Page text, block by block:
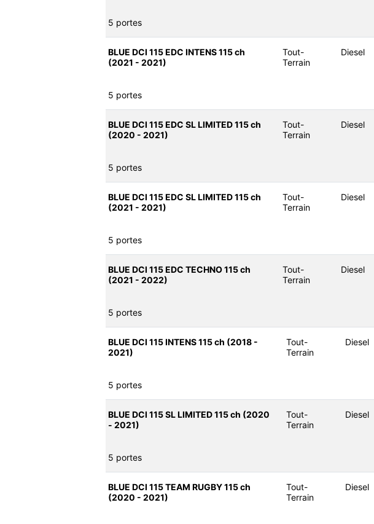
5 portes
BLUE DCI 115 EDC INTENS 115 ch
(2021 - 2021)
Tout-
Terrain
Diesel
5 portes
BLUE DCI 115 EDC SL LIMITED 115 ch
(2020 - 2021)
Tout-
Terrain
Diesel
5 portes
BLUE DCI 115 EDC SL LIMITED 115 ch
(2021 - 2021)
Tout-
Terrain
Diesel
5 portes
BLUE DCI 115 EDC TECHNO 115 ch
(2021 - 2022)
Tout-
Terrain
Diesel
5 portes
BLUE DCI 115 INTENS 115 ch (2018 -
2021)
Tout-
Terrain
Diesel
5 portes
BLUE DCI 115 SL LIMITED 115 ch (2020
- 2021)
Tout-
Terrain
Diesel
5 portes
BLUE DCI 115 TEAM RUGBY 115 ch
(2020 - 2021)
Tout-
Terrain
Diesel